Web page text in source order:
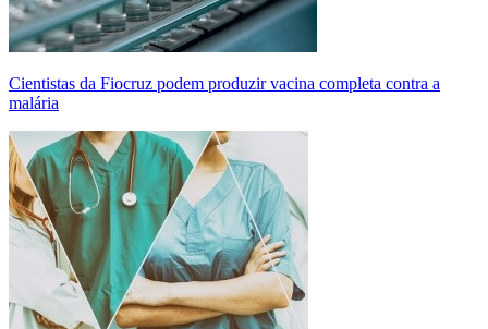
Cientistas da Fiocruz podem produzir vacina completa contra a
malária